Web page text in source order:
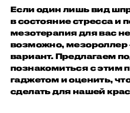
Если один лишь вид
в состояние стресса и
мезотерапия для вас
возможно, мезороллер
вариант. Предлагаем
познакомиться с этим
гаджетом и оценить,
сделать для нашей